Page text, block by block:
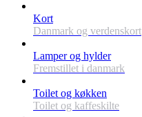
Kort
Danmark og verdenskort
Lamper og hylder
Fremstillet i danmark
Toilet og køkken
Toilet og kaffeskilte